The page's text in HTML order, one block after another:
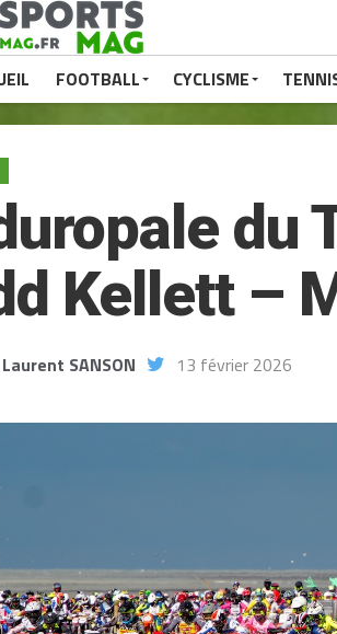
FOOTBALL CYCLISME
du
Kellett –
Laurent SANSON 13 février 2026